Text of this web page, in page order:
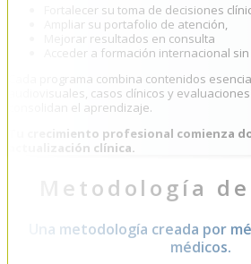
Fortalecer su toma de decisiones
Ampliar su portafolio de atención,
Mejorar resultados en consulta
Acceder a formación internacional
Cada programa combina contenidos
audiovisuales, casos clínicos y
consolidan el aprendizaje.
Tu crecimiento profesional comienza
actualización clínica.
Metodología
Una metodología creada por
médicos.